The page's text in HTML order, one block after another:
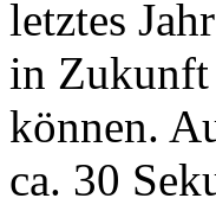
letztes
in Zukunft
können.
ca. 30